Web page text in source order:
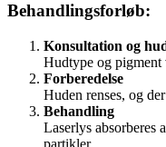
Behandlingsforløb:
Konsultation og
Hudtype og pigment
Forberedelse
Huden renses, og
Behandling
Laserlys absorberes
partikler.